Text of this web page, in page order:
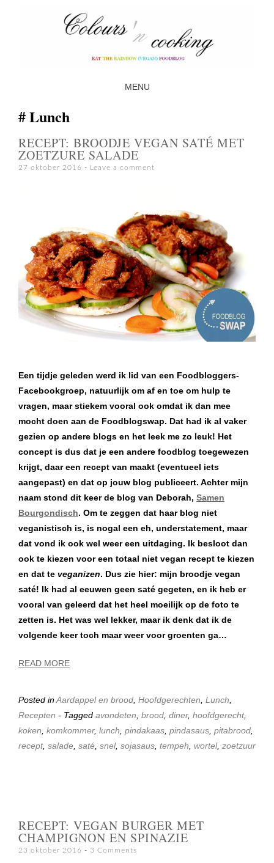
MENU
Lunch
RECEPT: BROODJE VEGAN SATÉ MET
ZOETZURE SALADE
27 oktober 2016 Leave a comment
Een tijdje geleden werd ik lid van een Foodbloggers-
Facebookgroep, natuurlijk om af en toe om hulp te
vragen, maar stiekem vooral ook omdat ik dan mee
mocht doen aan de Foodblogswap. Dat had ik al vaker
gezien op andere blogs en het leek me zo leuk! Het
concept is dus dat je een andere foodblog toegewezen
krijgt, daar een recept van maakt (eventueel iets
aangepast) en dat op jouw blog publiceert. Achter mijn
naam stond dit keer de blog van Deborah, Samen
Bourgondisch. Om te zeggen dat haar blog niet
veganistisch is, is nogal een eh, understatement, maar
dat vond ik ook wel weer een uitdaging. Ik besloot dan
ook te kiezen voor een totaal niet vegan recept te kiezen
en dat te veganizen. Dus zie hier: mijn broodje vegan
saté! Ik had al eeuwen geen saté gegeten, en ik heb er
vooral van geleerd dat het heel moeilijk op de foto te
zetten is. Het was wel lekker, maar ik denk dat ik de
volgende keer toch maar weer voor groenten ga…
READ MORE
Posted inAardappel en brood Hoofdgerechten Lunch
Recepten - Tagged avondeten brood diner, hoofdgerecht,
koken komkommer, lunch pindakaas pindasaus pitabrood
recept, salade saté snel, sojasaus tempeh wortel, zoetzuur
RECEPT: VEGAN BURGER MET
CHAMPIGNON EN SPINAZIE
23 oktober 2016 3 Comments